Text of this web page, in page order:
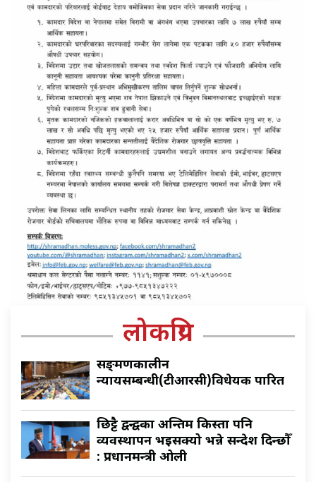
लोकप्रिय
सङ्क्रमणकालीन
न्यायसम्बन्धी(टीआरसी)विधेयक पारित
छिट्टै द्वन्द्वका अन्तिम किस्ता पनि
व्यवस्थापन भइसक्यो भन्ने सन्देश दिन्छौँ
: प्रधानमन्त्री ओली